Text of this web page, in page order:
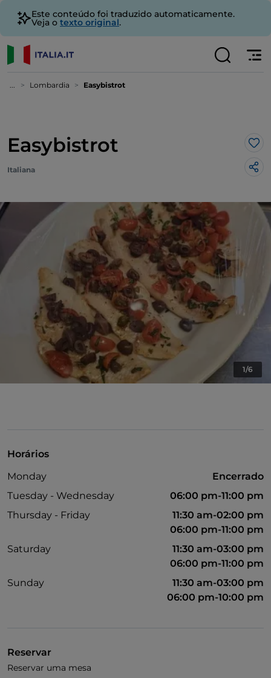
Este conteúdo foi traduzido automaticamente.
Veja o texto original.
... Lombardia Easybistrot
Easybistrot
Italiana
1/6
Horários
Monday
Encerrado
Tuesday - Wednesday
06:00 pm-11:00 pm
Thursday - Friday
11:30 am-02:00 pm
06:00 pm-11:00 pm
Saturday
11:30 am-03:00 pm
06:00 pm-11:00 pm
Sunday
11:30 am-03:00 pm
06:00 pm-10:00 pm
Reservar
Reservar uma mesa